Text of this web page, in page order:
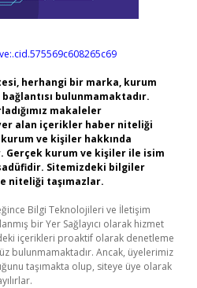
herhangi bir marka, kurum
bulunmamaktadır.
makaleler
alan içerikler haber niteliği
ve kişiler hakkında
Gerçek kurum ve kişiler ile isim
Sitemizdeki bilgiler
niteliği taşımazlar.
Bilgi Teknolojileri ve İletişim
bir Yer Sağlayıcı olarak hizmet
içerikleri proaktif olarak denetleme
bulunmamaktadır. Ancak, üyelerimiz
taşımakta olup, siteye üye olarak